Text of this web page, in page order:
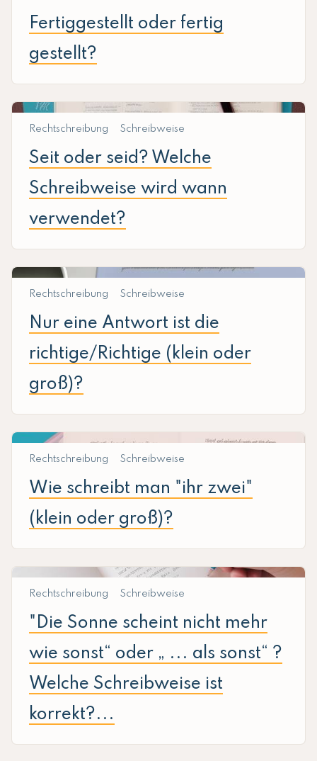
Fertiggestellt oder fertig
gestellt?
Rechtschreibung Schreibweise
Seit oder seid? Welche
Schreibweise wird wann
verwendet?
Rechtschreibung Schreibweise
Nur eine Antwort ist die
richtige/Richtige (klein oder
groß)?
Rechtschreibung Schreibweise
Wie schreibt man "ihr zwei"
(klein oder groß)?
Rechtschreibung Schreibweise
"Die Sonne scheint nicht mehr
wie sonst“ oder „ ... als sonst“ ?
Welche Schreibweise ist
korrekt?...